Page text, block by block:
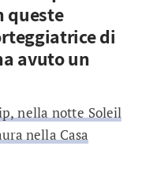
queste
di
avuto un
nella notte Soleil
nella Casa